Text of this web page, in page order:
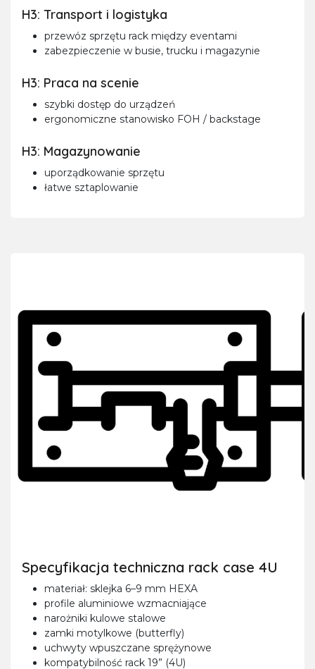
H3: Transport i logistyka
przewóz sprzętu rack między eventami
zabezpieczenie w busie, trucku i magazynie
H3: Praca na scenie
szybki dostęp do urządzeń
ergonomiczne stanowisko FOH / backstage
H3: Magazynowanie
uporządkowanie sprzętu
łatwe sztaplowanie
Specyfikacja techniczna rack case 4U
materiał: sklejka 6–9 mm HEXA
profile aluminiowe wzmacniające
narożniki kulowe stalowe
zamki motylkowe (butterfly)
uchwyty wpuszczane sprężynowe
kompatybilność rack 19” (4U)